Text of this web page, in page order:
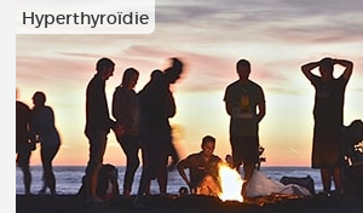
Hyperthyroïdie